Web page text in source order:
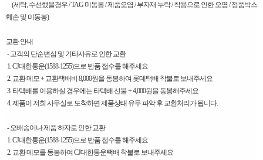
(세탁, 수선했을경우 / TAG 미동봉 / 제품오염 / 부자재 누락 / 착용으로 인한 오염 / 정품박스
훼손 및 미동봉)
교환 안내
- 고객의 단순변심 및 기타사유로 인한 교환
1. CJ대한통운(1588-1255)으로 반품 접수를 해주세요
2. 교환 메모 + 교환택배비 8,000원을 동봉하여 롯데택배 착불로 보내주세요
3. 타택배를 이용하실 경우에는 타택배 선불 + 4,000원을 동봉해주세요
4. 제품이 저희 사무실로 도착하면 제품상태 유무 파악 후 교환처리가 됩니다.
- 오배송이나 제품 하자로 인한 교환
1. CJ대한통운(1588-1255)으로 반품 접수를 해주세요
2. 교환 메모를 동봉하여 CJ대한통운택배 착불로 보내주세요